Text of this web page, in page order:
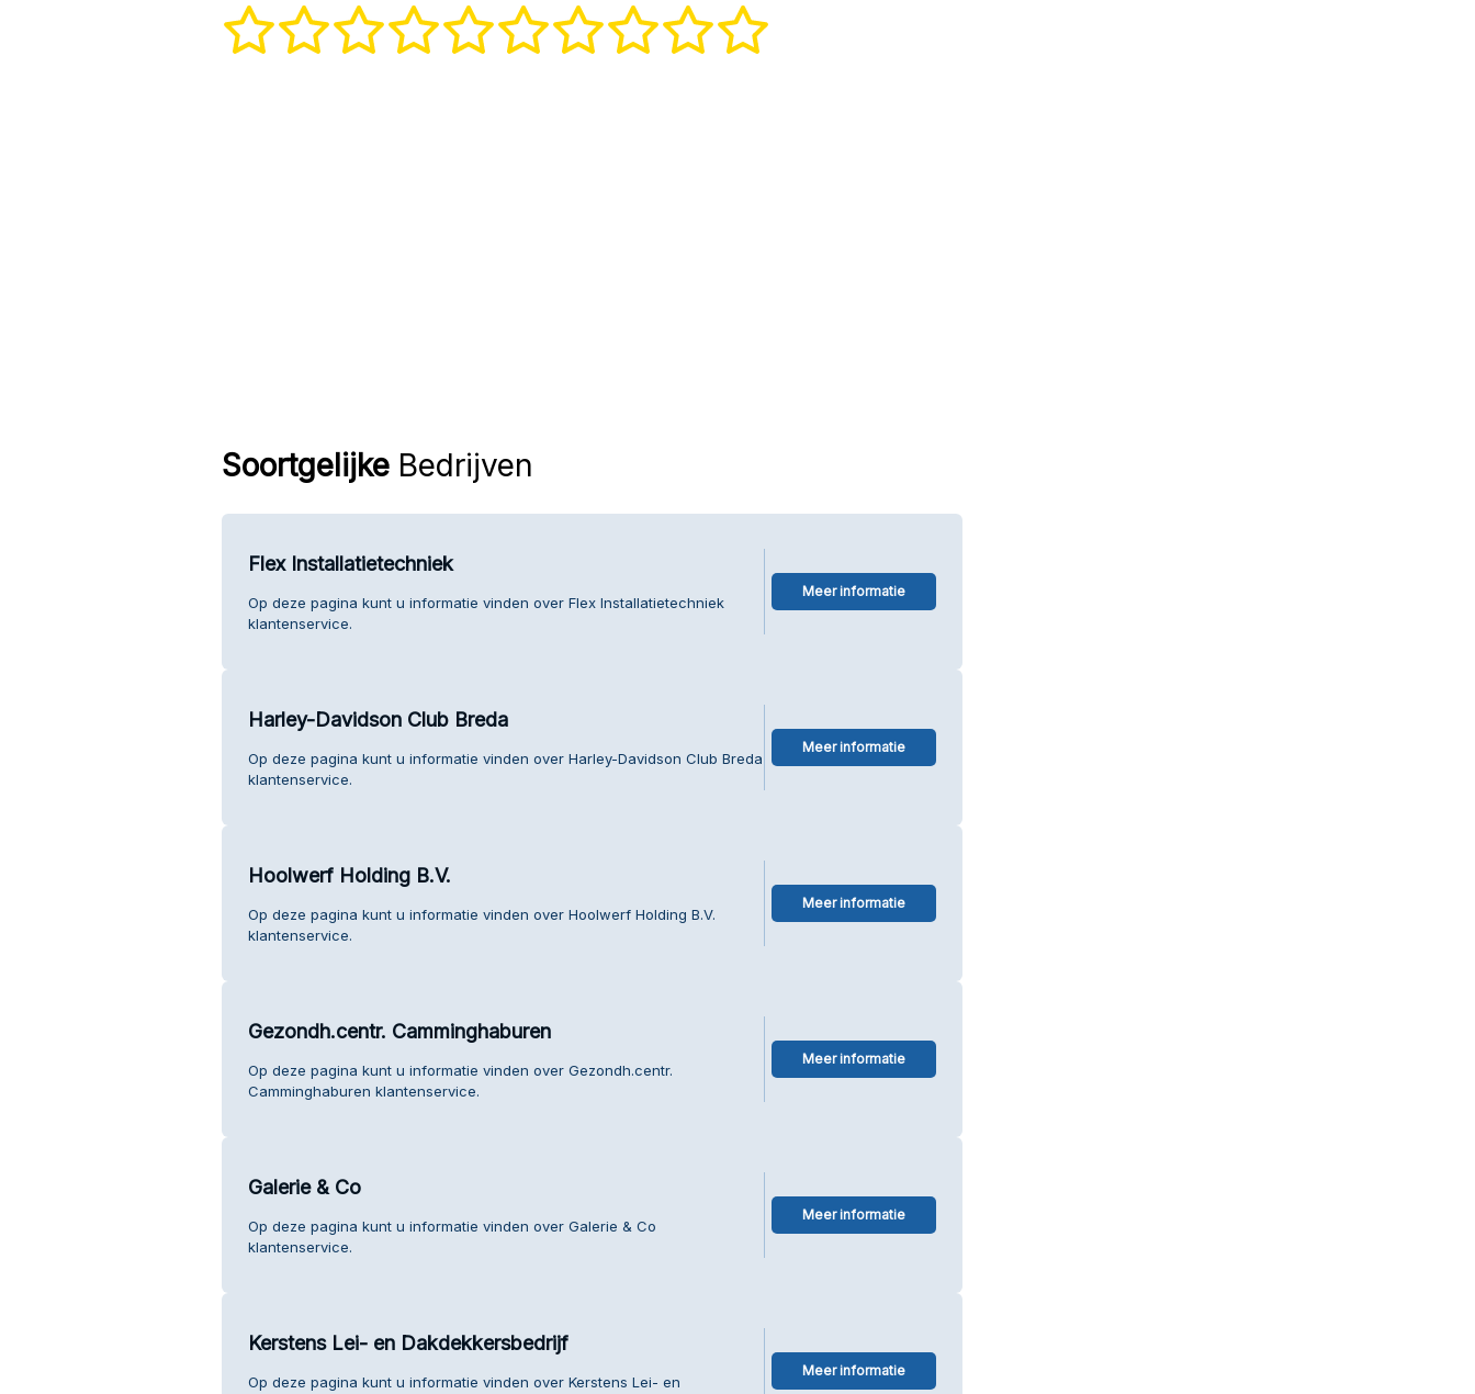
SoortgelijkeBedrijven
Flex Installatietechniek
Op deze pagina kunt u informatie vinden over Flex Installatietechniek
klantenservice.
Meer informatie
Harley-Davidson Club Breda
Op deze pagina kunt u informatie vinden over Harley-Davidson Club Breda
klantenservice.
Meer informatie
Hoolwerf Holding B.V.
Op deze pagina kunt u informatie vinden over Hoolwerf Holding B.V.
klantenservice.
Meer informatie
Gezondh.centr. Camminghaburen
Op deze pagina kunt u informatie vinden over Gezondh.centr.
Camminghaburen klantenservice.
Meer informatie
Galerie & Co
Op deze pagina kunt u informatie vinden over Galerie & Co
klantenservice.
Meer informatie
Kerstens Lei- en Dakdekkersbedrijf
Op deze pagina kunt u informatie vinden over Kerstens Lei- en
Meer informatie